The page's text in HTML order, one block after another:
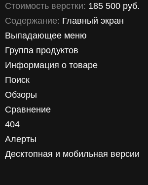
Стоимость верстки: 185 500 руб.
Содержание: Главный экран
Выпадающее меню
Группа продуктов
Информация о товаре
Поиск
Обзоры
Сравнение
404
Алерты
Десктопная и мобильная версии